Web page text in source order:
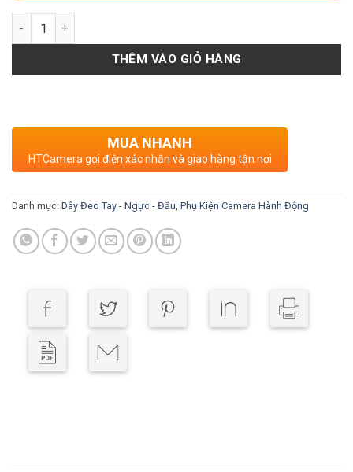
Số lượng
THÊM VÀO GIỎ HÀNG
MUA NHANH
HTCamera gọi điện xác nhận và giao hàng tận nơi
Danh mục: Dây Đeo Tay - Ngực - Đầu Phụ Kiện Camera Hành Động